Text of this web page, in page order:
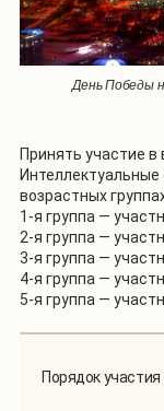
День Победы
Принять участие
возрастных
1-я группа —
2-я группа —
3-я группа —
4-я группа —
5-я группа —
Порядок участия